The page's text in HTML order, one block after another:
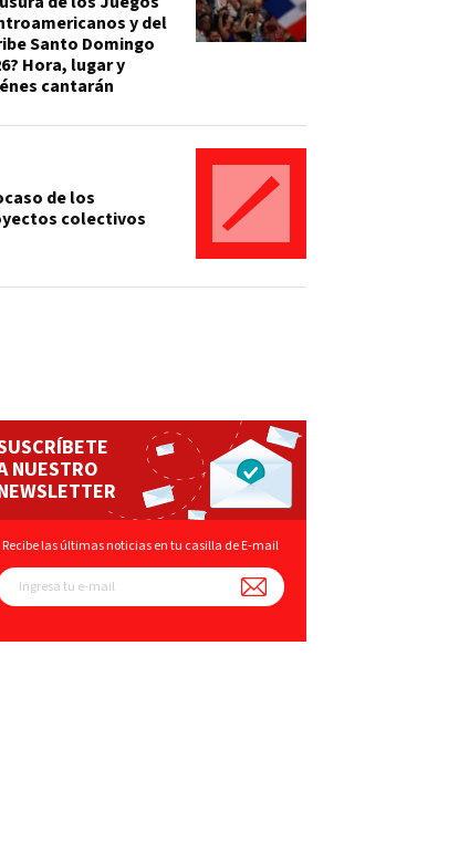
y del
Santo Domingo
Hora, lugar y
cantarán
de los
colectivos
NUESTRO
Recibe las últimas noticias en tu casilla de E-mail